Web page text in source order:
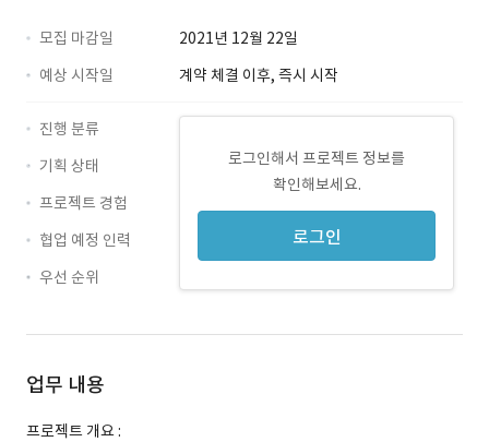
모집 마감일
2021년 12월 22일
예상 시작일
계약 체결 이후, 즉시 시작
로그인해서 프로젝트 정보를
확인해보세요.
로그인
진행 분류
기획 상태
프로젝트 경험
협업 예정 인력
우선 순위
업무 내용
프로젝트 개요 :